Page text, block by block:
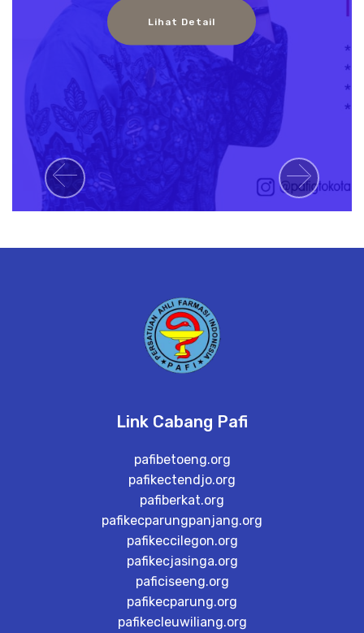
Lihat Detail
Previous Next
Link Cabang Pafi
pafibetoeng.org
pafikectendjo.org
pafiberkat.org
pafikecparungpanjang.org
pafikeccilegon.org
pafikecjasinga.org
paficiseeng.org
pafikecparung.org
pafikecleuwiliang.org